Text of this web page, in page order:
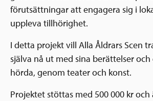
förutsättningar att engagera sig i
uppleva tillhörighet.
I detta projekt vill Alla Åldrars Scen
själva nå ut med sina berättelser
hörda, genom teater och konst.
Projektet stöttas med 500 000 kr och